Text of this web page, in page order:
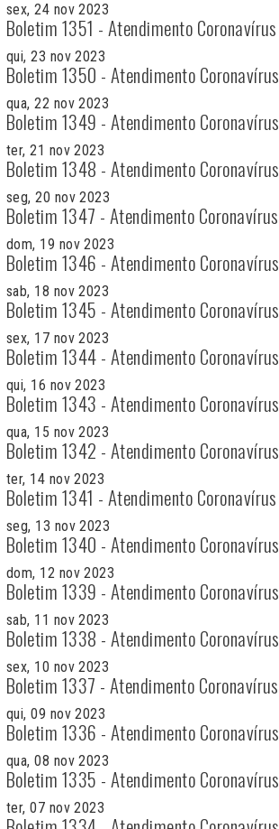
sex, 24 nov 2023
Boletim 1351 - Atendimento Coronavírus
qui, 23 nov 2023
Boletim 1350 - Atendimento Coronavírus
qua, 22 nov 2023
Boletim 1349 - Atendimento Coronavírus
ter, 21 nov 2023
Boletim 1348 - Atendimento Coronavírus
seg, 20 nov 2023
Boletim 1347 - Atendimento Coronavírus
dom, 19 nov 2023
Boletim 1346 - Atendimento Coronavírus
sab, 18 nov 2023
Boletim 1345 - Atendimento Coronavírus
sex, 17 nov 2023
Boletim 1344 - Atendimento Coronavírus
qui, 16 nov 2023
Boletim 1343 - Atendimento Coronavírus
qua, 15 nov 2023
Boletim 1342 - Atendimento Coronavírus
ter, 14 nov 2023
Boletim 1341 - Atendimento Coronavírus
seg, 13 nov 2023
Boletim 1340 - Atendimento Coronavírus
dom, 12 nov 2023
Boletim 1339 - Atendimento Coronavírus
sab, 11 nov 2023
Boletim 1338 - Atendimento Coronavírus
sex, 10 nov 2023
Boletim 1337 - Atendimento Coronavírus
qui, 09 nov 2023
Boletim 1336 - Atendimento Coronavírus
qua, 08 nov 2023
Boletim 1335 - Atendimento Coronavírus
ter, 07 nov 2023